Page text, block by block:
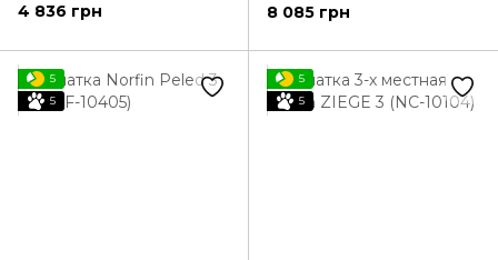
4 836 грн 8 085 грн
5
5
5
5